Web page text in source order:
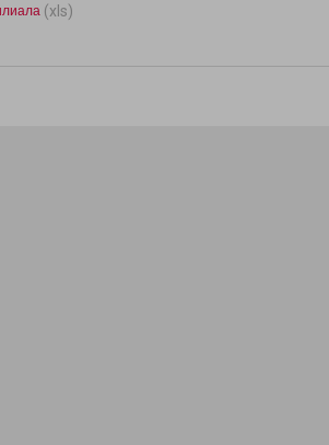
(xls)